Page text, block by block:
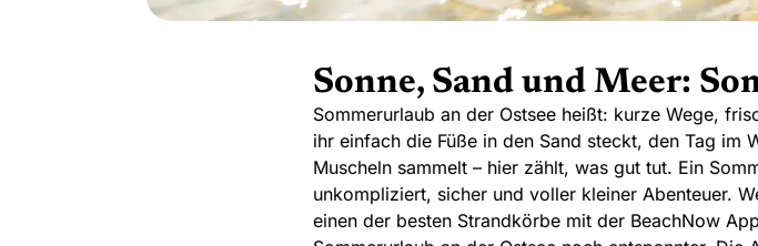
Sonne, Sand und Meer:
Sommerurlaub an der Ostsee heißt: kurze Wege,
ihr einfach die Füße in den Sand steckt, den Tag im
Muscheln sammelt – hier zählt, was gut tut. Ein
unkompliziert, sicher und voller kleiner Abenteuer.
einen der besten Strandkörbe mit der BeachNow